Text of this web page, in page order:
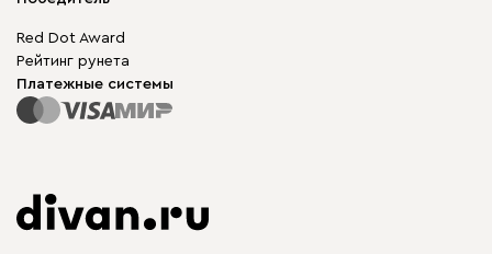
Red Dot Award
Рейтинг рунета
Платежные системы